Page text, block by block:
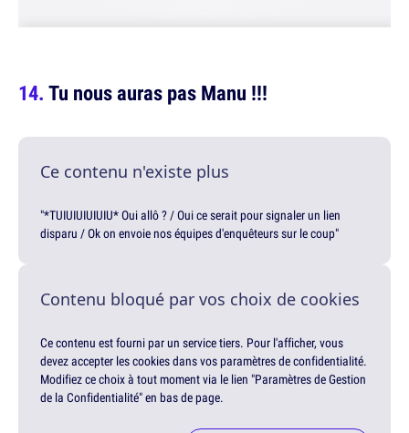
Tu nous auras pas Manu !!!
Ce contenu n'existe plus
"*TUIUIUIUIUIU* Oui allô ? / Oui ce serait pour signaler un lien
disparu / Ok on envoie nos équipes d'enquêteurs sur le coup"
Contenu bloqué par vos choix de cookies
Ce contenu est fourni par un service tiers. Pour l'afficher, vous
devez accepter les cookies dans vos paramètres de confidentialité.
Modifiez ce choix à tout moment via le lien "Paramètres de Gestion
de la Confidentialité" en bas de page.